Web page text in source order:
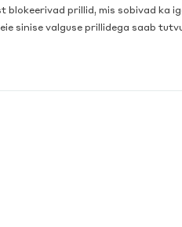
blokeerivad prillid, mis sobivad
sinise valguse prillidega saab